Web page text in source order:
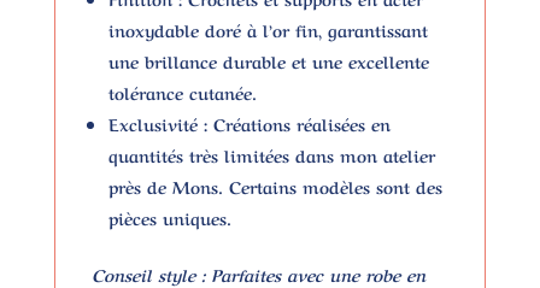
inoxydable doré à l’or fin, garantissant
une brillance durable et une excellente
tolérance cutanée.
Exclusivité :Créations réalisées en
quantités très limitées dans mon atelier
près de Mons. Certains modèles sont des
pièces uniques.
Conseil style : Parfaites avec une robe en